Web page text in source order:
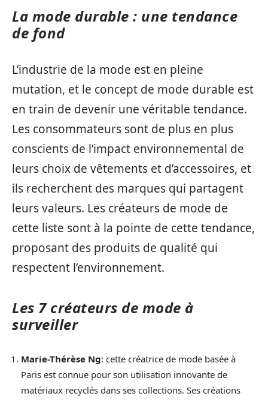
La mode durable : une tendance
de fond
L’industrie de la mode est en pleine
mutation, et le concept de mode durable est
en train de devenir une véritable tendance.
Les consommateurs sont de plus en plus
conscients de l’impact environnemental de
leurs choix de vêtements et d’accessoires, et
ils recherchent des marques qui partagent
leurs valeurs. Les créateurs de mode de
cette liste sont à la pointe de cette tendance,
proposant des produits de qualité qui
respectent l’environnement.
Les 7 créateurs de mode à
surveiller
Marie-Thérèse Ng: cette créatrice de mode basée à
Paris est connue pour son utilisation innovante de
matériaux recyclés dans ses collections. Ses créations